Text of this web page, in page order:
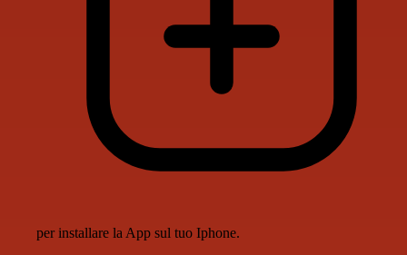
per installare la App sul tuo Iphone.